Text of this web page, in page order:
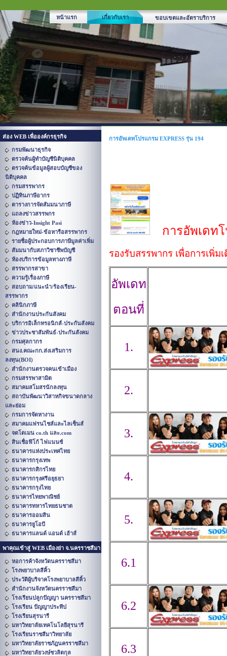
หน้าแรก เกี่ยวกับเรา ขอบเขตและอัตราบริการ
ส่อง WEB เพื่อองค์กรธุรกิจ
กรมพัฒนาธุรกิจ
ตรวจค้นผู้ทำบัญชีนิติบุคคล
ตรวจค้นข้อมูลผู้สอบบัญชีของ
นิติบุคคล
กรมสรรพากร
ปฏิทินภาษีอากร
ตารางการจัดสัมมนาภาษี
แถลงข่าวสรรพกร
ห้องข่าว-Insight Pasi
กฎหมายใหม่-ข้อหารือสรรพากร
รายชื่อผู้ประกอบการภาษีมูลค่าเพิ่ม
สัมมนากับสภาวิชาชีพบัญชี
ห้องบริการข้อมูลทางภาษี
สรรพากรสาขา
ความรู้เรื่องภาษี
สอบถาม/แนะนำ/ร้องเรียน-
สรรพากร
คลินิกภาษี
สำนักงานประกันสังคม
บริการอิเล็กทรอนิกส์-ประกันสังคม
ข่าวประชาสัมพันธ์-ประกันสังคม
กรมศุลกากร
สนง.คณะกก.ส่งเสริมการ
ลงทุน(BOI)
สำนักงานตรวจคนเข้าเมือง
กรมสรรพาสามิต
สมาคมสโมสรนักลงทุน
สถาบันพัฒนาวิสาหกิจขนาดกลาง
และย่อม
กรมการจัดหางาน
สมาคมแฟรนไชส์และไลเซ็นส์
จดโดเมน co.th และ.com
สินเชื่อฟิโก้ ไฟแนนซ์
ธนาคารแห่งประเทศไทย
ธนาคารกรุงเทพ
ธนาคารกสิกรไทย
ธนาคารกรุงศรีอยุธยา
ธนาคารกรุงไทย
ธนาคารไทยพาณิชย์
ธนาคารทหารไทยธนชาต
ธนาคารออมสิน
ธนาคารยูโอบี
ธนาคารแลนด์ แอนด์ เฮ้าส์
พาคุณเข้าสู่ WEB เมืองย่า จ.นครราชสีมา
หอการค้าจังหวัดนครราชสีมา
โรงพยาบาลสีคิ้ว
ประวัติผู้บริจาคโรงพยาบาลสีคิ้ว
สำนักงานจังหวัดนครราชสีมา
โรงเรียนปลูกปัญญา นครราชสีมา
โรงเรียน ปัญญาประทีป
โรงเรียนสุรนารี
มหาวิทยาลัยเทคโนโลยีสุรนารี
โรงเรียนราชสีมาวิทยาลัย
มหาวิทยาลัยราชภัฎนครราชสีมา
มหาวิทยาลัยวงษ์ชวลิตกุล
การอัพเดทโปรแกรม EXPRESS รุ่น 194
การอัพเดท
รองรับสรรพากร เพื่อการเพิ่
อัพเดท
ตอนที่
1.
2.
3.
4.
5.
6.1
6.2
6.3